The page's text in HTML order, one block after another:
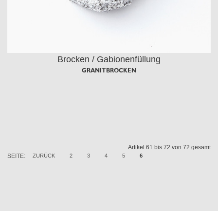
Brocken / Gabionenfüllung
GRANITBROCKEN
Artikel 61 bis 72 von 72 gesamt
SEITE:
ZURÜCK 2 3 4 5 6